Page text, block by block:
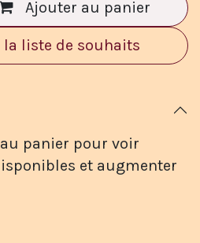
Ajouter au panier
la liste de souhaits
panier pour voir
et augmenter